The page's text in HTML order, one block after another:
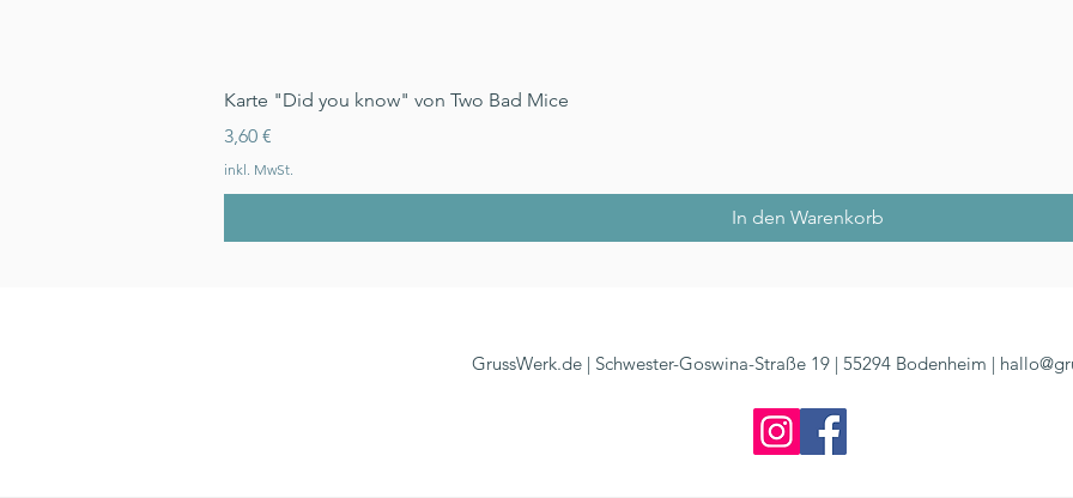
Karte "Did you know" von Two Bad Mice
Preis
3,60 €
inkl. MwSt.
In den Warenkorb
GrussWerk.de | Schwester-Goswina-Straße 19 | 55294 Bodenheim |